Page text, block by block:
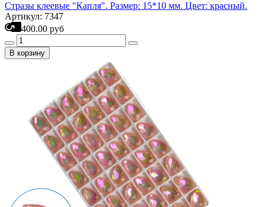
Стразы клеевые "Капля". Размер: 15*10 мм. Цвет: красный.
Артикул: 7347
400.00 руб
В корзину